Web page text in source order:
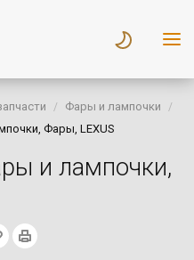
Фары и лампочки
Фары, LEXUS
и лампочки,